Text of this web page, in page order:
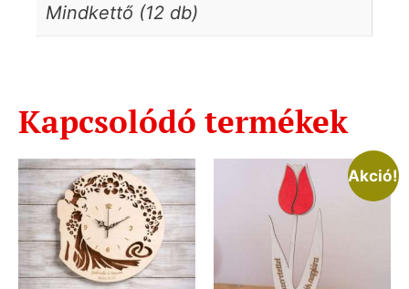
Mindkettő (12 db)
Kapcsolódó termékek
Akció!